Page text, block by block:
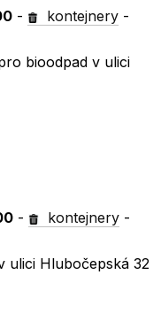
- kontejnery -
bioodpad v ulici
- kontejnery -
ulici Hlubočepská 32